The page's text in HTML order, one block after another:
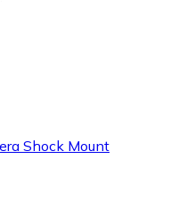
Shock Mount